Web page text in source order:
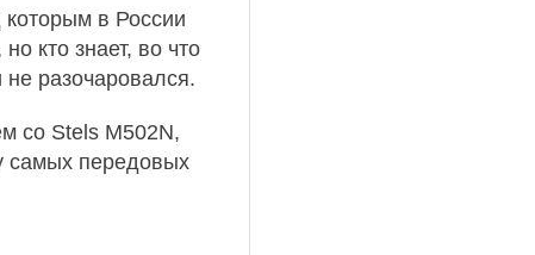
в России
кто знает, во что
разочаровался.
со Stels M502N,
самых передовых